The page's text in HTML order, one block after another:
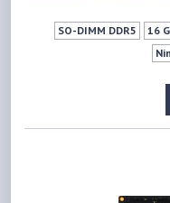
SO-DIMM DDR5 16